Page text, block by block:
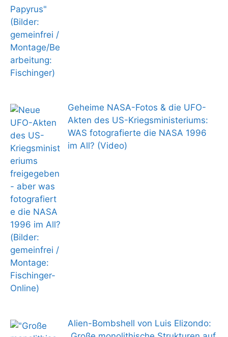
Geheime NASA-Fotos & die UFO-
Akten des US-Kriegsministeriums:
WAS fotografierte die NASA 1996
im All? (Video)
Alien-Bombshell von Luis Elizondo: